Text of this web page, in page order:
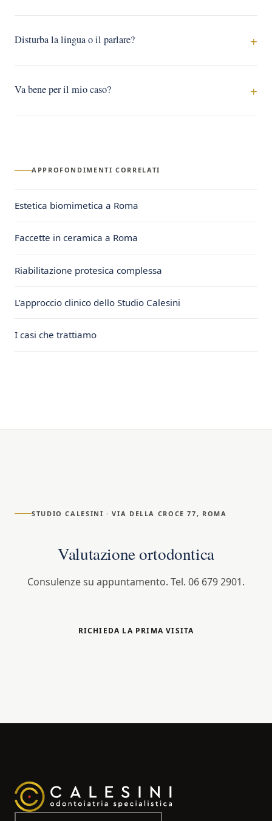
Disturba la lingua o il parlare?
Va bene per il mio caso?
APPROFONDIMENTI CORRELATI
Estetica biomimetica a Roma
Faccette in ceramica a Roma
Riabilitazione protesica complessa
L’approccio clinico dello Studio Calesini
I casi che trattiamo
STUDIO CALESINI · VIA DELLA CROCE 77, ROMA
Valutazione ortodontica
Consulenze su appuntamento. Tel. 06 679 2901.
RICHIEDA LA PRIMA VISITA